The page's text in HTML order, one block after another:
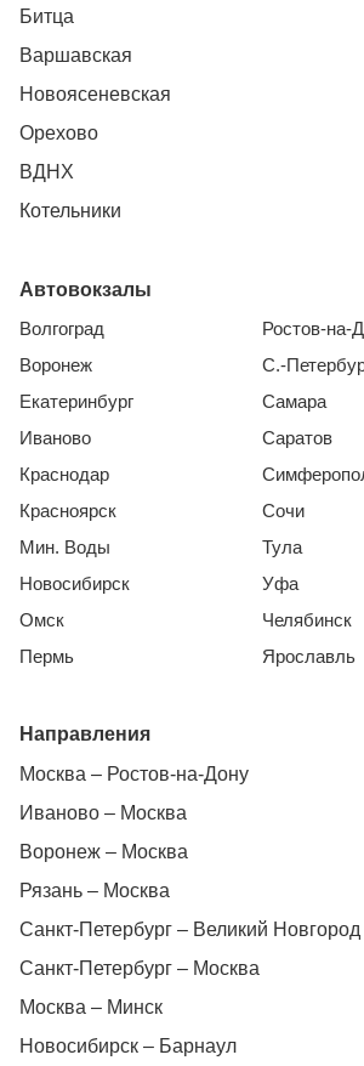
Битца
Варшавская
Новоясеневская
Орехово
ВДНХ
Котельники
Автовокзалы
Волгоград
Воронеж
Екатеринбург
Иваново
Краснодар
Красноярск
Мин. Воды
Новосибирск
Омск
Пермь
Ростов-на-
С.-
Самара
Саратов
Сочи
Тула
Уфа
Челябинск
Ярославль
Направления
Москва – Ростов-на-Дону
Иваново – Москва
Воронеж – Москва
Рязань – Москва
Санкт-Петербург – Великий Новгород
Санкт-Петербург – Москва
Москва – Минск
Новосибирск – Барнаул